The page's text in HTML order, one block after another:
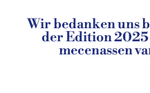
Wir bedanken uns
der Edition 2025
mecenassen